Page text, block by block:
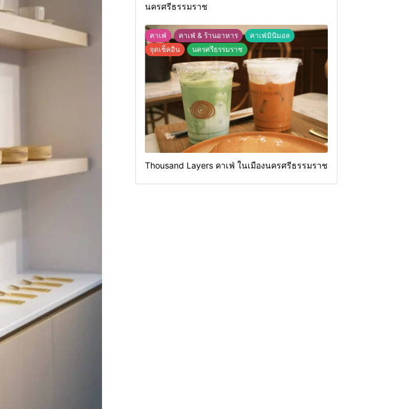
นครศรีธรรมราช
คาเฟ่ คาเฟ่ & ร้านอาหาร
คาเฟ่มินิมอล
จุดเช็คอิน
นครศรีธรรมราช
Thousand Layers คาเฟ่ ในเมืองนครศรีธรรมราช